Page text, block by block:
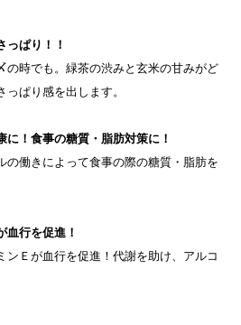
っぱり！！
の時でも。緑茶の渋みと玄米の甘みがど
ぱり感を出します。
！食事の糖質・脂肪対策に！
の働きによって食事の際の糖質・脂肪を
血行を促進！
ンＥが血行を促進！代謝を助け、アルコ